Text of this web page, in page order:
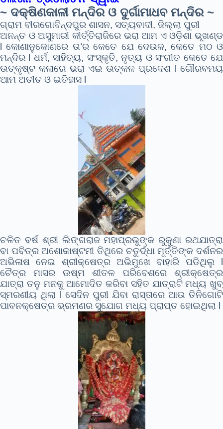
~ ଦକ୍ଷିଣକାଳୀ ମନ୍ଦିର ଓ ଦୁର୍ଗାମାଧବ ମନ୍ଦିର ~
ଗ୍ରାମ ବୀରଗୋବିନ୍ଦପୁର ଶାସନ, ସତ୍ୟବାଦୀ, ଜିଲ୍ଲା ପୁରୀ
ଅନନ୍ତ ଓ ଅସୁମାରୀ କୀର୍ତ୍ତିରାଜିରେ ଭରା ଆମ ଏ ଓଡ଼ିଶା ଭୂଖଣ୍ଡ
l କୋଣାନୁକୋଣରେ ତା’ର କେତେ ଯେ ଦେଉଳ, କେତେ ମଠ ଓ
ମନ୍ଦିର l ଧର୍ମ, ସାହିତ୍ୟ, ସଂସ୍କୃତି, ନୃତ୍ୟ ଓ ସଂଗୀତ କେତେ ଯେ
ଉତ୍କୃଷ୍ଟ କଳାରେ ଭରା ଏଇ ଉତ୍କଳ ପ୍ରଦେଶ l ଗୌରବମୟ
ଆମ ଅତୀତ ଓ ଇତିହାସ l
ଚଳିତ ବର୍ଷ ଶ୍ରୀ ଲିଙ୍ଗରାଜ ମହାପ୍ରଭୁଙ୍କ ରୁକୁଣା ରଥଯାତ୍ରା
ବା ପବିତ୍ର ଅଶୋକାଷ୍ଟମୀ ତିଥିରେ ଚତୁର୍ଦ୍ଧା ମୂର୍ତ୍ତିଙ୍କ ଦର୍ଶନର
ଅଭିଳାଷ ନେଇ ଶ୍ରୀକ୍ଷେତ୍ର ଅଭିମୁଖେ ବାହାରି ପଡିଥିଲୁ l
ଚୈତ୍ର ମାସର ଉଷ୍ମ ଶୀତଳ ପରିବେଶରେ ଶ୍ରୀକ୍ଷେତ୍ର
ଯାତ୍ରା ତନୁ ମନକୁ ଆମୋଦିତ କରିବା ସହିତ ଯାତ୍ରାଟି ମଧ୍ୟ ଖୁବ୍
ସ୍ମରଣୀୟ ଥିଲା l ସେଦିନ ପୁରୀ ଯିବା ରାସ୍ତାରେ ଆଉ ତିନିଗୋଟି
ପାବନକ୍ଷେତ୍ର ଭ୍ରମଣର ସୁଯୋଗ ମଧ୍ୟ ପ୍ରାପ୍ତ ହୋଇଥିଲା l